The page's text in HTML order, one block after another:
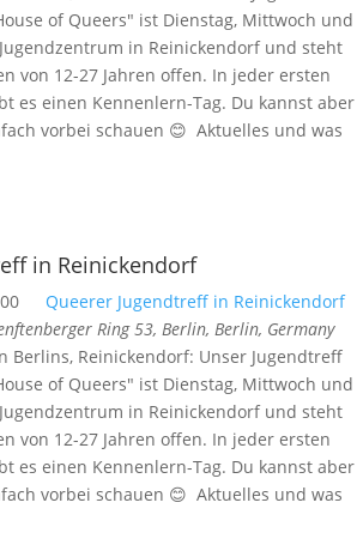
of Queers" ist Dienstag, Mittwoch und
in Reinickendorf und steht
von 12-27 Jahren offen. In jeder ersten
es einen Kennenlern-Tag. Du kannst aber
vorbei schauen 😊 Aktuelles und was
in Reinickendorf
Queerer Jugendtreff in Reinickendorf
Ring 53, Berlin, Berlin, Germany
Berlins, Reinickendorf: Unser Jugendtreff
of Queers" ist Dienstag, Mittwoch und
in Reinickendorf und steht
von 12-27 Jahren offen. In jeder ersten
es einen Kennenlern-Tag. Du kannst aber
vorbei schauen 😊 Aktuelles und was